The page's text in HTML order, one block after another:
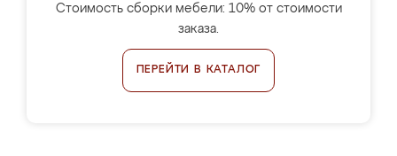
Стоимость сборки мебели: 10% от стоимости
заказа.
ПЕРЕЙТИ В КАТАЛОГ